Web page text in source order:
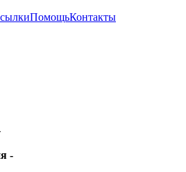
ПомощьКонтакты
-